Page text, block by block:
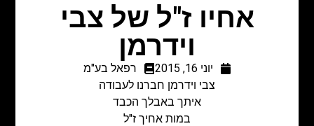
אחיו ז"ל של צבי
וידרמן
יוני 16, 2015
רפאל בע"מ
צבי וידרמן חברנו לעבודה
איתך באבלך הכבד
במות אחיך ז"ל